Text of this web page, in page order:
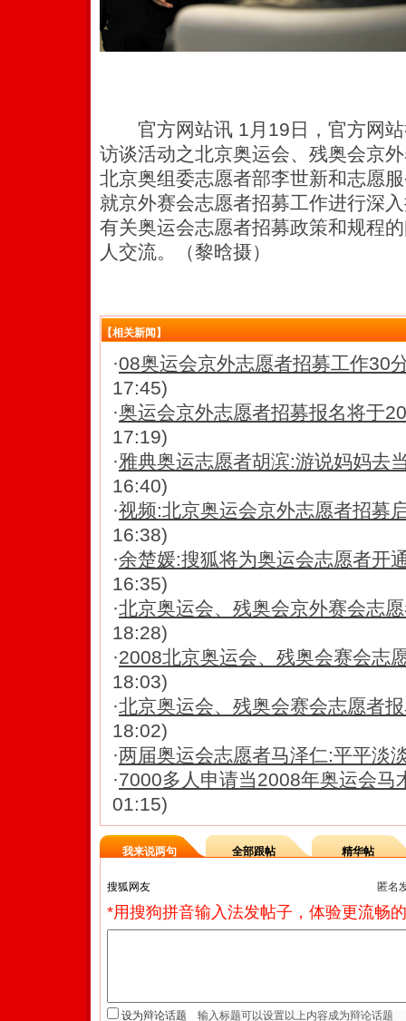
官方网站讯 1月19日，官方网站
访谈活动之北京奥运会、残奥会京
北京奥组委志愿者部李世新和志愿
就京外赛会志愿者招募工作进行深
有关奥运会志愿者招募政策和规程
人交流。（黎晗摄）
【相关新闻】
·08奥运会京外志愿者招募工作30
17:45)
·奥运会京外志愿者招募报名将于
17:19)
·雅典奥运志愿者胡滨:游说妈妈去
16:40)
·视频:北京奥运会京外志愿者招募
16:38)
·余楚媛:搜狐将为奥运会志愿者开
16:35)
·北京奥运会、残奥会京外赛会志
18:28)
·2008北京奥运会、残奥会赛会志
18:03)
·北京奥运会、残奥会赛会志愿者
18:02)
·两届奥运会志愿者马泽仁:平平淡
·7000多人申请当2008年奥运会马
01:15)
我来说两句 全部跟帖 精华帖
匿名
*用搜狗拼音输入法发帖子，体验更流畅
设为辩论话题